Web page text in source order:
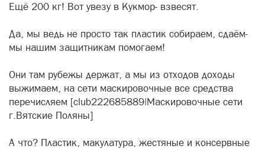
Ещё 200 кг! Вот увезу в Кукмор- взвесят.
Да, мы ведь не просто так пластик собираем, сдаём-
мы нашим защитникам помогаем!
Они там рубежы держат, а мы из отходов доходы
выжимаем, на сети маскировочные все средства
перечисляем [club222685889|Маскировочные сети
г.Вятские Поляны]
А что? Пластик, макулатура, жестяные и консервные